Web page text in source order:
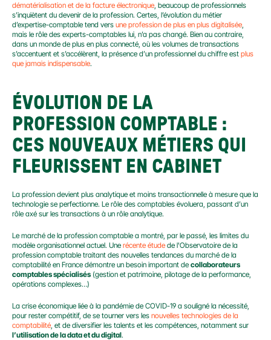
dématérialisation et de la facture électronique, beaucoup de professionnels
s’inquiètent du devenir de la profession. Certes, l’évolution du métier
d’expertise-comptable tend vers une profession de plus en plus digitalisée,
mais le rôle des experts-comptables lui, n’a pas changé. Bien au contraire,
dans un monde de plus en plus connecté, où les volumes de transactions
s’accentuent et s’accélèrent, la présence d’un professionnel du chiffre est plus
que jamais indispensable.
ÉVOLUTION DE LA
PROFESSION COMPTABLE :
CES NOUVEAUX MÉTIERS QUI
FLEURISSENT EN CABINET
La profession devient plus analytique et moins transactionnelle à mesure que la
technologie se perfectionne. Le rôle des comptables évoluera, passant d’un
rôle axé sur les transactions à un rôle analytique.
Le marché de la profession comptable a montré, par le passé, les limites du
modèle organisationnel actuel. Une récente étude de l'Observatoire de la
profession comptable traitant des nouvelles tendances du marché de la
comptabilité en France démontre un besoin important de collaborateurs
comptables spécialisés (gestion et patrimoine, pilotage de la performance,
opérations complexes…)
La crise économique liée à la pandémie de COVID-19 a souligné la nécessité,
pour rester compétitif, de se tourner vers les nouvelles technologies de la
comptabilité
l’utilisation de la data et du digital.